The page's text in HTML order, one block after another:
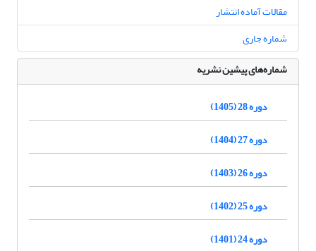
مقالات آماده انتشار
شماره جاری
شماره‌های پیشین نشریه
دوره 28 (1405)
دوره 27 (1404)
دوره 26 (1403)
دوره 25 (1402)
دوره 24 (1401)